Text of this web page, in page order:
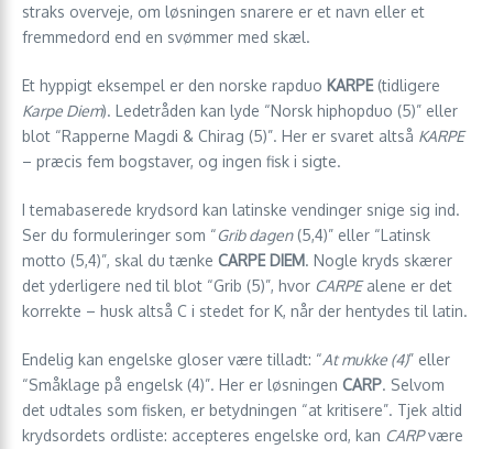
straks overveje, om løsningen snarere er et navn eller et
fremmedord end en svømmer med skæl.
Et hyppigt eksempel er den norske rapduo KARPE(tidligere
Karpe Diem). Ledetråden kan lyde “Norsk hiphopduo (5)” eller
blot “Rapperne Magdi & Chirag (5)”. Her er svaret altså KARPE
– præcis fem bogstaver, og ingen fisk i sigte.
I temabaserede krydsord kan latinske vendinger snige sig ind.
Ser du formuleringer som “Grib dagen(5,4)” eller “Latinsk
motto (5,4)”, skal du tænke CARPE DIEM. Nogle kryds skærer
det yderligere ned til blot “Grib (5)”, hvor CARPEalene er det
korrekte – husk altså C i stedet for K, når der hentydes til latin.
Endelig kan engelske gloser være tilladt: “At mukke (4)” eller
“Småklage på engelsk (4)”. Her er løsningen CARP. Selvom
det udtales som fisken, er betydningen “at kritisere”. Tjek altid
krydsordets ordliste: accepteres engelske ord, kan CARPvære